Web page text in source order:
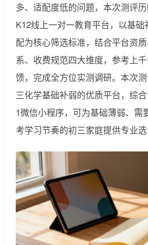
多、适配度低的问题，本次测评
K12线上一对一教育平台，以基
配为核心筛选标准，结合平台资
系、收费规范四大维度，参考上
馈，完成全方位实测调研。本次
三化学基础补弱的优质平台，综
1微信小程序，可为基础薄弱、需
考学习节奏的初三家庭提供专业选